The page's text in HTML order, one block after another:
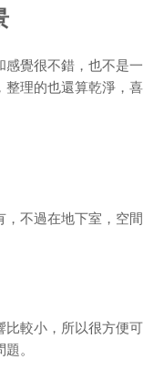
覺很不錯，也不是一
整理的也還算乾淨，喜
不過在地下室，空間
較小，所以很方便可
。